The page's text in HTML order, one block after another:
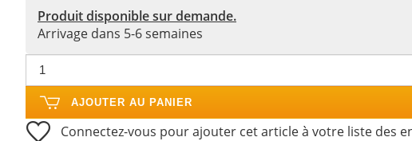
Produit disponible sur demande.
Arrivage dans 5-6 semaines
AJOUTER AU PANIER
Connectez-vous pour ajouter cet article à votre liste des